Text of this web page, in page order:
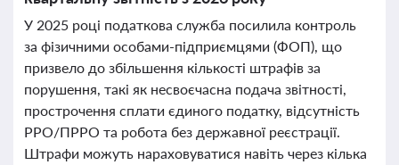
У 2025 році податкова служба посилила контроль
за фізичними особами-підприємцями (ФОП), що
призвело до збільшення кількості штрафів за
порушення, такі як несвоєчасна подача звітності,
прострочення сплати єдиного податку, відсутність
РРО/ПРРО та робота без державної реєстрації.
Штрафи можуть нараховуватися навіть через кілька